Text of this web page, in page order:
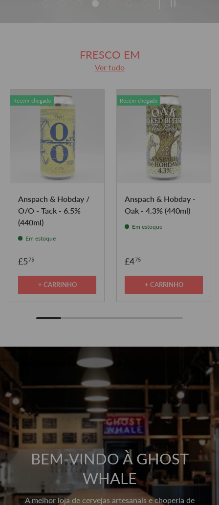
FRESCO EM
Ver tudo
Recém-chegado
Anspach & Hobday /
O/O - Tack - 6.5%
(440ml)
Em estoque
£575
+ CARRINHO
Recém-chegado
Anspach & Hobday -
Oak - 4.3% (440ml)
Em estoque
£475
+ CARRINHO
BEM-VINDO À GHOST
WHALE
A melhor loja de cervejas artesanais e choperia de